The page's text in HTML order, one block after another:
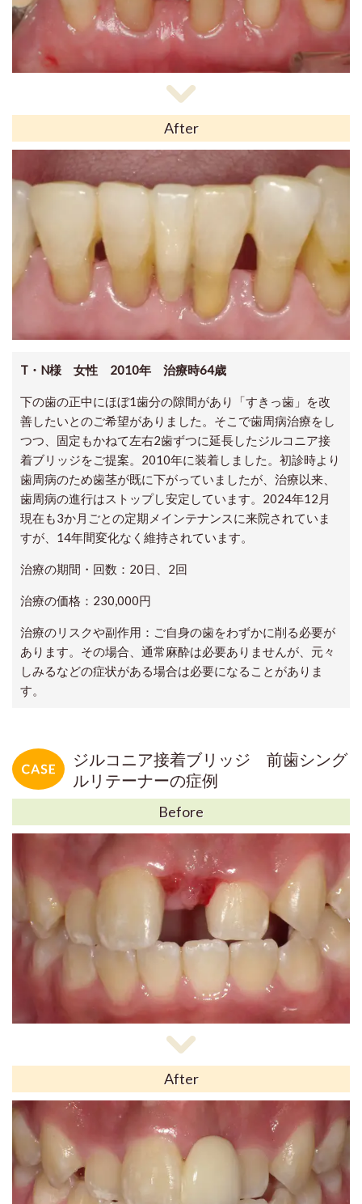
After
T・N様 女性 2010年 治療時64歳
下の歯の正中にほぼ1歯分の隙間があり「すきっ歯」を改
善したいとのご希望がありました。そこで歯周病治療をし
つつ、固定もかねて左右2歯ずつに延長したジルコニア接
着ブリッジをご提案。2010年に装着しました。初診時より
歯周病のため歯茎が既に下がっていましたが、治療以来、
歯周病の進行はストップし安定しています。2024年12月
現在も3か月ごとの定期メインテナンスに来院されていま
すが、14年間変化なく維持されています。
治療の期間・回数：20日、2回
治療の価格：230,000円
治療のリスクや副作用：ご自身の歯をわずかに削る必要が
あります。その場合、通常麻酔は必要ありませんが、元々
しみるなどの症状がある場合は必要になることがありま
す。
ジルコニア接着ブリッジ 前歯シング
ルリテーナーの症例
Before
After